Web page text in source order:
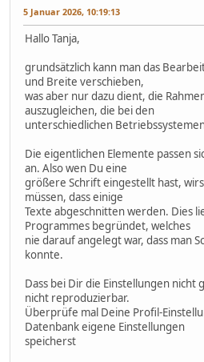
5 Januar 2026, 10:19:13
Hallo Tanja,
grundsätzlich kann man das
und Breite verschieben,
was aber nur dazu dient, die
auszugleichen, die bei den
unterschiedlichen
Die eigentlichen Elemente passen
an. Also wen Du eine
größere Schrift eingestellt hast,
müssen, dass einige
Texte abgeschnitten werden. Dies
Programmes begründet, welches
nie darauf angelegt war, dass man
konnte.
Dass bei Dir die Einstellungen nicht
nicht reproduzierbar.
Überprüfe mal Deine Profil-
Datenbank eigene Einstellungen
speicherst